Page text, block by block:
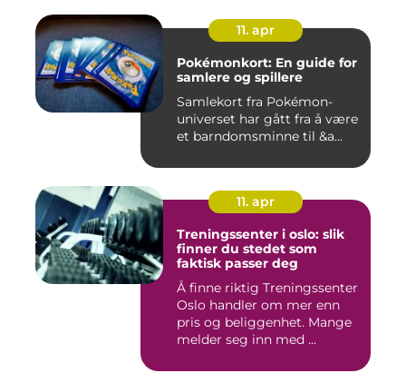
11. apr
Pokémonkort: En guide for
samlere og spillere
Samlekort fra Pokémon-
universet har gått fra å være
et barndomsminne til &a...
11. apr
Treningssenter i oslo: slik
finner du stedet som
faktisk passer deg
Å finne riktig Treningssenter
Oslo handler om mer enn
pris og beliggenhet. Mange
melder seg inn med ...